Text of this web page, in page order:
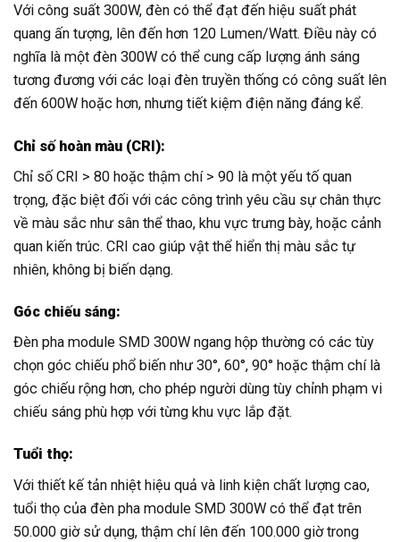
Với công suất 300W, đèn có thể đạt đến hiệu suất phát
quang ấn tượng, lên đến hơn 120 Lumen/Watt. Điều này có
nghĩa là một đèn 300W có thể cung cấp lượng ánh sáng
tương đương với các loại đèn truyền thống có công suất lên
đến 600W hoặc hơn, nhưng tiết kiệm điện năng đáng kể.
Chỉ số hoàn màu (CRI):
Chỉ số CRI > 80 hoặc thậm chí > 90 là một yếu tố quan
trọng, đặc biệt đối với các công trình yêu cầu sự chân thực
về màu sắc như sân thể thao, khu vực trưng bày, hoặc cảnh
quan kiến trúc. CRI cao giúp vật thể hiển thị màu sắc tự
nhiên, không bị biến dạng.
Góc chiếu sáng:
Đèn pha module SMD 300W ngang hộp thường có các tùy
chọn góc chiếu phổ biến như 30°, 60°, 90° hoặc thậm chí là
góc chiếu rộng hơn, cho phép người dùng tùy chỉnh phạm vi
chiếu sáng phù hợp với từng khu vực lắp đặt.
Tuổi thọ:
Với thiết kế tản nhiệt hiệu quả và linh kiện chất lượng cao,
tuổi thọ của đèn pha module SMD 300W có thể đạt trên
50.000 giờ sử dụng, thậm chí lên đến 100.000 giờ trong